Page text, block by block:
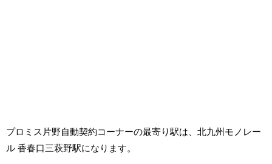
プロミス片野自動契約コーナーの最寄り駅は、北九州モノレー
ル 香春口三萩野駅になります。